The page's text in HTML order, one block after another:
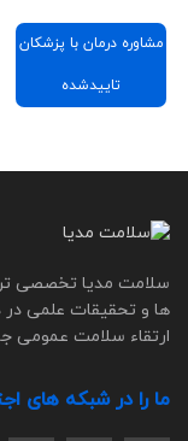
مشاوره درمان با پزشکان
تاییدشده
سلامت مدیا تخصصی
ها و تحقیقات علمی
ارتقاء سلامت عمومی
ما را در شبکه های